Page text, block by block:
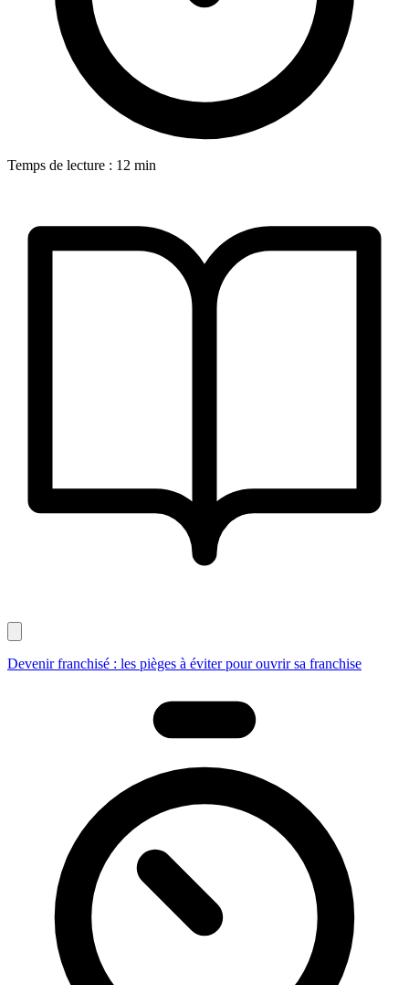
Temps de lecture : 12 min
Devenir franchisé : les pièges à éviter pour ouvrir sa franchise